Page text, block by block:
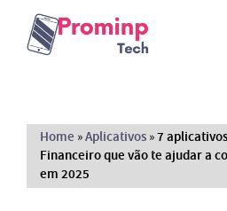
Home »Aplicativos »7
Financeiro que vão te ajudar a
em 2025